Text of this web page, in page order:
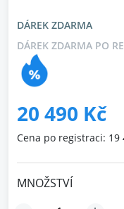
DÁREK ZDARMA
DÁREK ZDARMA PO
20 490 Kč
Cena po registraci: 19
MNOŽSTVÍ